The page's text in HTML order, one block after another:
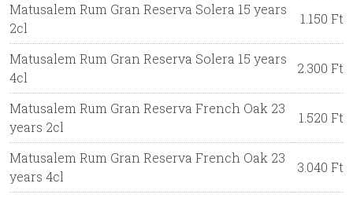
Matusalem Rum Gran Reserva Solera 15 years
2cl
1.150 Ft
Matusalem Rum Gran Reserva Solera 15 years
4cl
2.300 Ft
Matusalem Rum Gran Reserva French Oak 23
years 2cl
1.520 Ft
Matusalem Rum Gran Reserva French Oak 23
years 4cl
3.040 Ft